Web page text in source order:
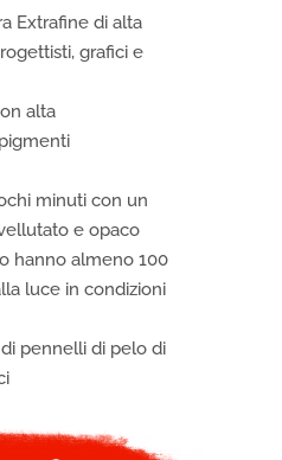
Extrafine di alta
grafici e
alta
minuti con un
e opaco
hanno almeno 100
luce in condizioni
pennelli di pelo di